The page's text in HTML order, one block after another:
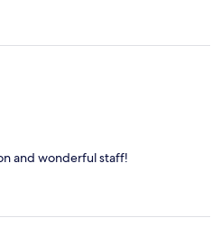
and wonderful staff!